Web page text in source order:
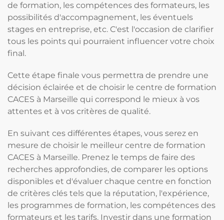
de formation, les compétences des formateurs, les
possibilités d'accompagnement, les éventuels
stages en entreprise, etc. C'est l'occasion de clarifier
tous les points qui pourraient influencer votre choix
final.
Cette étape finale vous permettra de prendre une
décision éclairée et de choisir le centre de formation
CACES à Marseille qui correspond le mieux à vos
attentes et à vos critères de qualité.
En suivant ces différentes étapes, vous serez en
mesure de choisir le meilleur centre de formation
CACES à Marseille. Prenez le temps de faire des
recherches approfondies, de comparer les options
disponibles et d'évaluer chaque centre en fonction
de critères clés tels que la réputation, l'expérience,
les programmes de formation, les compétences des
formateurs et les tarifs. Investir dans une formation